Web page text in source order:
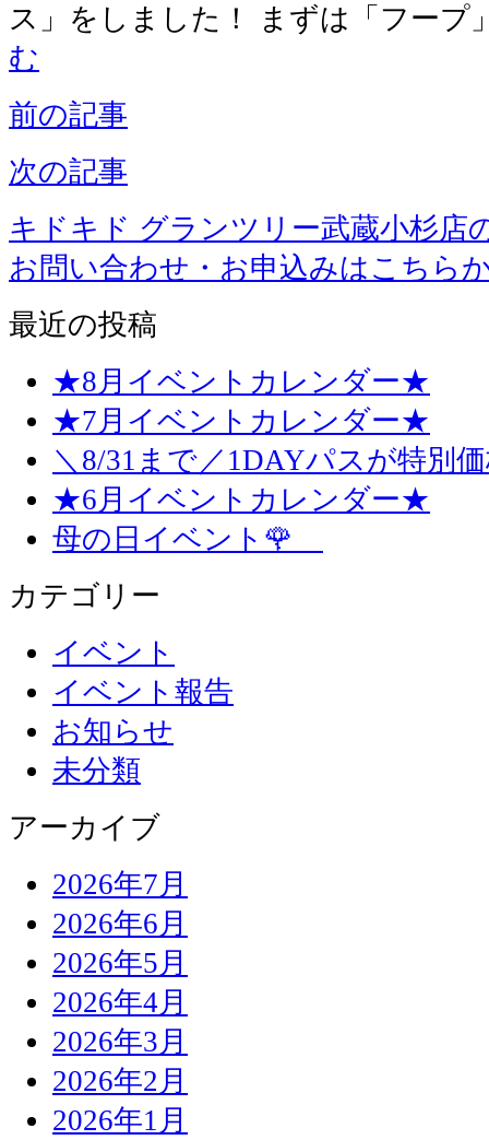
ス」をしました！ まずは「フー
む
前の記事
次の記事
キドキド グランツリー武蔵小杉店
お問い合わせ・お申込みはこちら
最近の投稿
★8月イベントカレンダー★
★7月イベントカレンダー★
＼8/31まで／1DAYパスが特別
★6月イベントカレンダー★
母の日イベント🌹
カテゴリー
イベント
イベント報告
お知らせ
未分類
アーカイブ
2026年7月
2026年6月
2026年5月
2026年4月
2026年3月
2026年2月
2026年1月